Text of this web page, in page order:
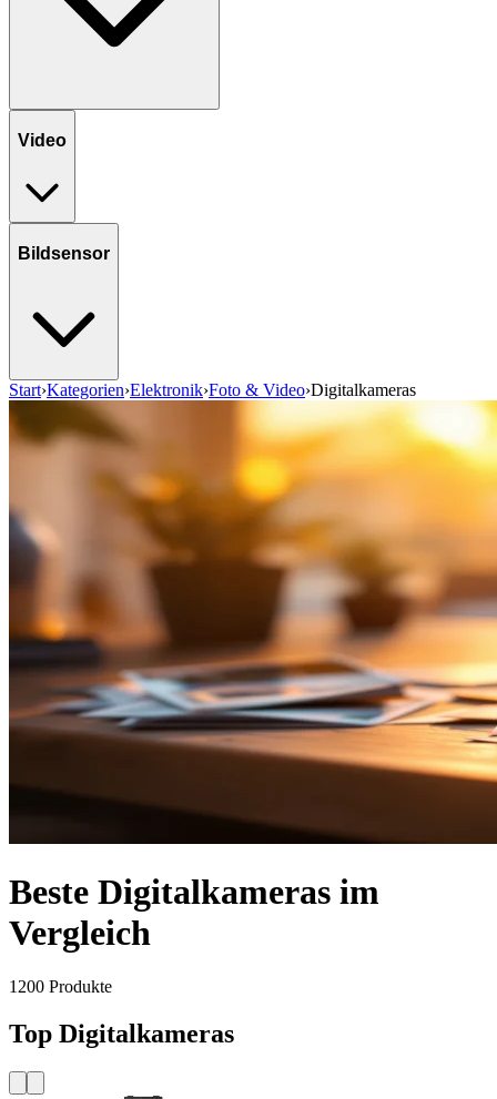
Video
Bildsensor
Start›Kategorien›Elektronik›Foto & Video›Digitalkameras
Beste Digitalkameras im
Vergleich
1200 Produkte
Top Digitalkameras